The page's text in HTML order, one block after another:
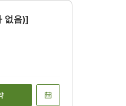
없음)]